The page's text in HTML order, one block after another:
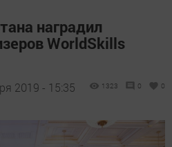
наградил
WorldSkills
2019 - 15:35 1323 0 0